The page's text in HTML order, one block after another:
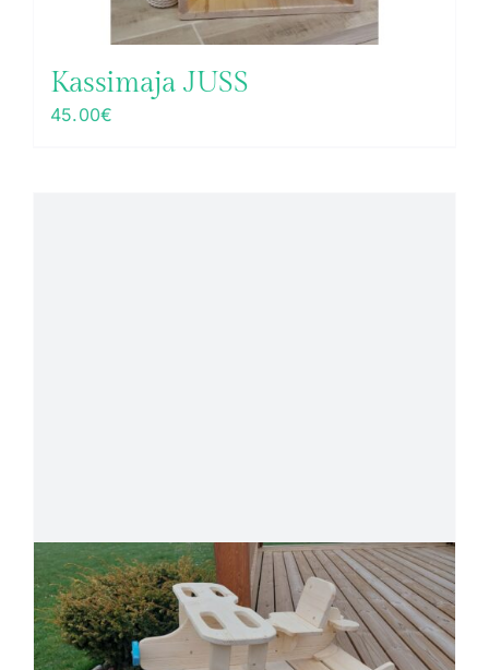
Kassimaja JUSS
45.00€